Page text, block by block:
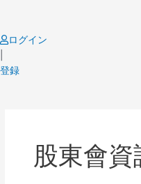
content
ログイン
登録
股東會資